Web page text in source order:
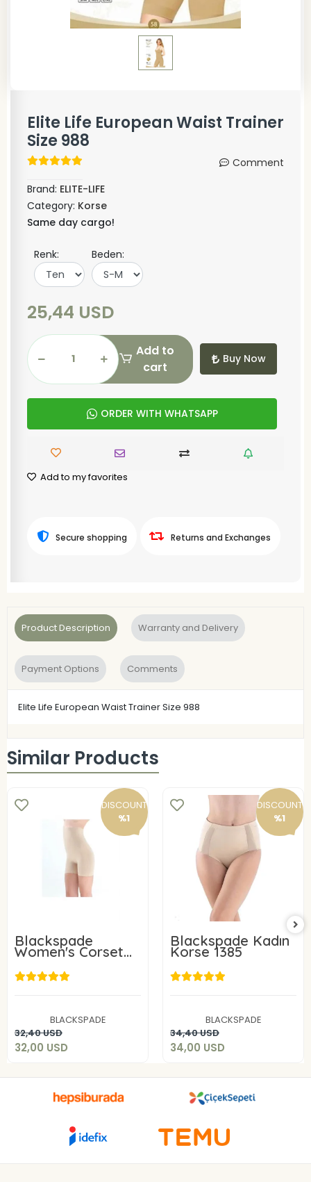
Elite Life European Waist Trainer
Size 988
Comment
Brand: ELITE-LIFE
Category: Korse
Same day cargo!
Renk: Beden:
25,44 USD
Add to
cart
Buy Now
ORDER WITH WHATSAPP
Add to my favorites
Secure shopping Returns and Exchanges
Product Description Warranty and Delivery
Payment Options Comments
Elite Life European Waist Trainer Size 988
Similar Products
DISCOUNT
%1
Blackspade
Women's Corset
1387
BLACKSPADE
32,40 USD
32,00 USD
Add to cart
DISCOUNT
%1
Blackspade Kadın
Korse 1385
BLACKSPADE
34,40 USD
34,00 USD
Add to cart